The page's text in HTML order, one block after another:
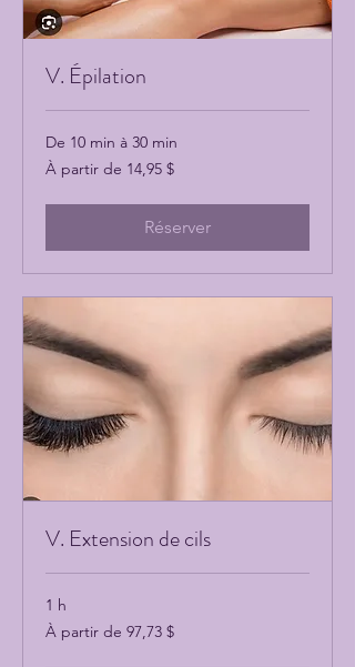
V. Épilation
De 10 min à 30 min
À
partir
À partir de 14,95 $
Réserver
V. Extension de cils
1 h
À
partir
À partir de 97,73 $